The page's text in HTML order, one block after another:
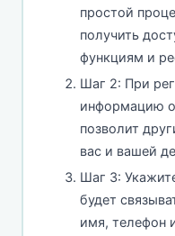
простой
получить
функциям и
Шаг 2: При
информацию
позволит
вас и вашей
Шаг 3:
будет
имя, телефон